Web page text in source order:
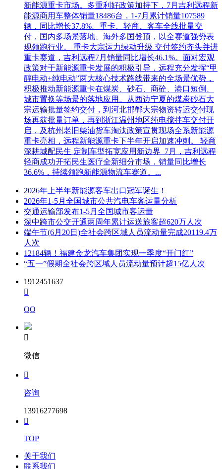
新能源重卡市场。多重利好政策加持下，7月吉利远程新
能源商用车整体销量18486台，1-7月累计销量107589
辆，同比增长37.8%。重卡、轻商、客车全线批量交
付，国内多场景落地、海外多国登顶，以全赛道强势表
现领跑行业。 重卡大宗运力绿动升级 交付签约齐头并进
重卡赛道，吉利远程7月销量同比增长46.1%。面对宏观
政策对于新能源重卡发展的积极引导，远程充分发挥“甲
醇电动+纯电动”两大核心技术路线带来的全场景优势，
积极推动新能源重卡在煤炭、砂石、商砼、港口短倒、
城市置换等场景的落地应用。从西边宁夏的煤炭砂石大
宗运输批量签约交付，到河北邯郸大宗物资转运交付现
场再获批量订单，再到浙江温州地区纯电搅拌车交付开
启，及杭州老旧柴油货车淘汰政策宣贯现场全系新能源
重卡亮相，远程新能源重卡下半年开启加速冲刺。 轻商
深耕城配民生 定制车型拓宽应用新边界 7月，吉利远程
轻商成功开拓民生医疗全新细分市场，销量同比增长
36.6%，持续领跑新能源物流车赛道。...
2026年上半年新能源客车出口冠军诞生！
2026年1-5月全国城市公共汽电车客运量分析
交通运输部发布1-5月全国城市客运量
深中跨市公交开通两周年累计运送旅客超620万人次
端午节(6月20日)全社会跨区域人员流动量完成20119.4万
人次
12184辆！福建金龙汽车集团实现一季度“开门红”
“五一”假期全社会跨区域人员流动量预计超15亿人次
1912451637

QQ

微信

咨询
13916277698

TOP
关于我们
联系我们